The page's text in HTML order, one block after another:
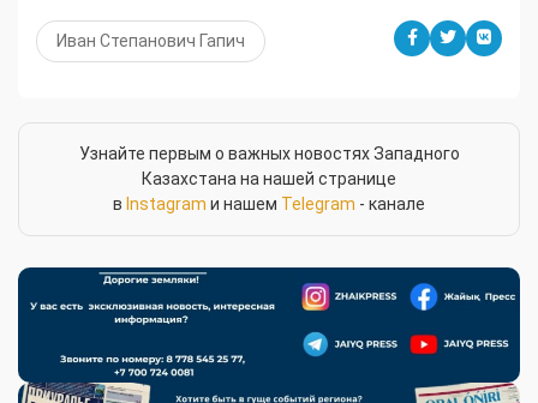
Иван Степанович Гапич
Узнайте первым о важных новостях Западного
Казахстана на нашей странице
в Instagram и нашем Telegram - канале